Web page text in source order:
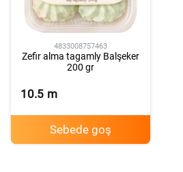
4833008757463
Zefir alma tagamly Balşeker
200 gr
10.5 m
Sebede goş